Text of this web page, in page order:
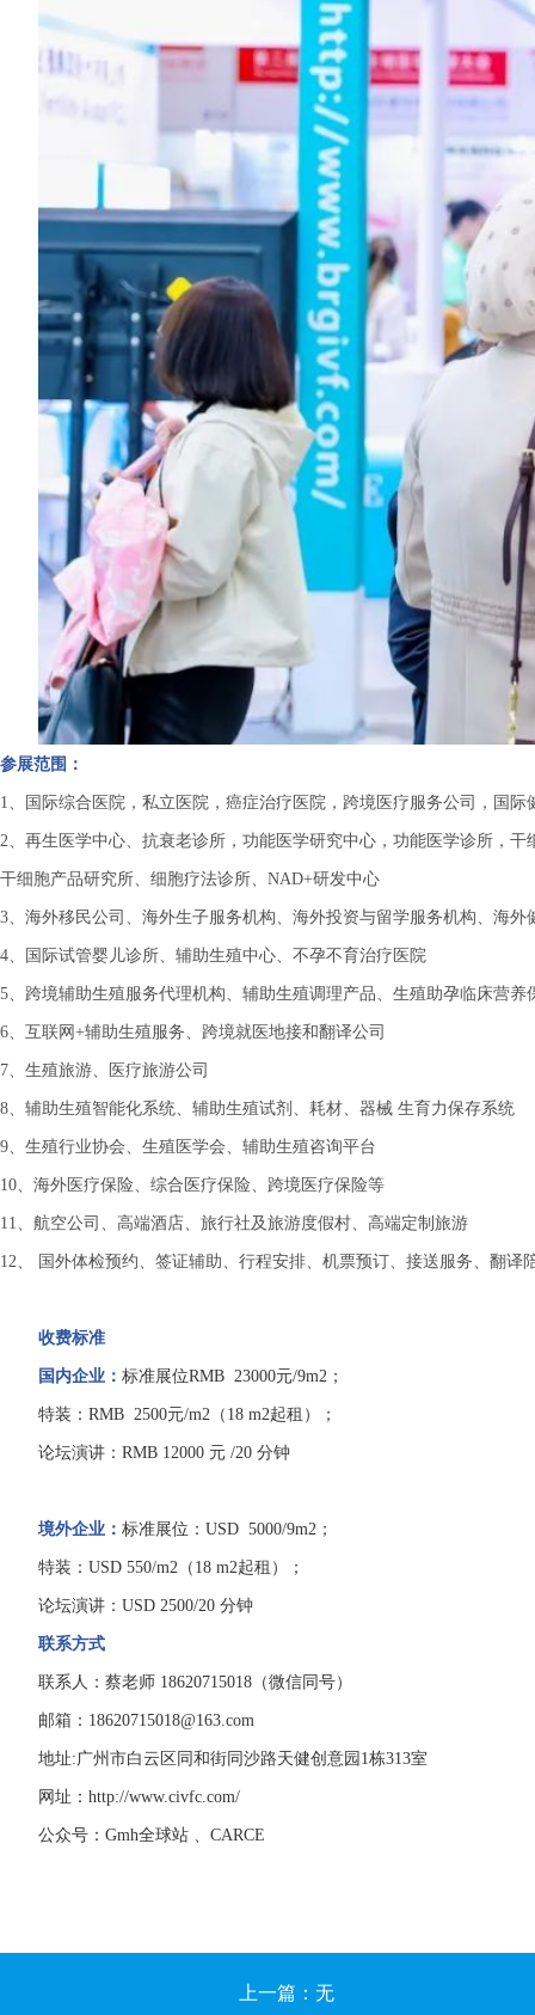
参展范围：
1、国际综合医院，私立医院，癌症治疗医院，跨境医疗服务公司，国际
2、再生医学中心、抗衰老诊所，功能医学研究中心，功能医学诊所，干
干细胞产品研究所、细胞疗法诊所、 NAD+研发中心
3、海外移民公司、海外生子服务机构、海外投资与留学服务机构、海外
4、国际试管婴儿诊所、辅助生殖中心、不孕不育治疗医院
5、跨境辅助生殖服务代理机构、辅助生殖调理产品、生殖助孕临床营养
6、互联网+辅助生殖服务、跨境就医地接和翻译公司
7、生殖旅游、医疗旅游公司
8、辅助生殖智能化系统、辅助生殖试剂、耗材、器械 生育力保存系统
9、生殖行业协会、生殖医学会、辅助生殖咨询平台
10、海外医疗保险、综合医疗保险、跨境医疗保险等
11、航空公司、高端酒店、旅行社及旅游度假村、高端定制旅游
12、 国外体检预约、签证辅助、行程安排、机票预订、接送服务、翻译
收费标准
国内企业： 标准展位RMB 23000元/9m2；
特装： RMB 2500元/m2（18 m2起租）；
论坛演讲： RMB 12000 元 /20 分钟
境外企业： 标准展位： USD 5000/9m2；
特装： USD 550/m2（18 m2起租）；
论坛演讲： USD 2500/20 分钟
联系方式
联系人：蔡老师 18620715018（微信同号）
邮箱： 18620715018@163.com
地址:广州市白云区同和街同沙路天健创意园1栋313室
网址： http://www.civfc.com/
公众号： Gmh全球站 、CARCE
上一篇：无